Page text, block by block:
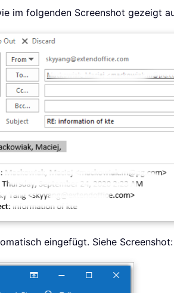
im folgenden Screenshot gezeigt
eingefügt. Siehe Screenshot: